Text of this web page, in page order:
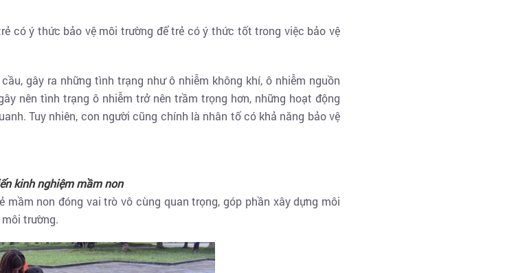
có ý thức bảo vệ môi trường để trẻ có ý thức tốt trong việc bảo vệ
gây ra những tình trạng như ô nhiễm không khí, ô nhiễm nguồn
nên tình trạng ô nhiễm trở nên trầm trọng hơn, những hoạt động
Tuy nhiên, con người cũng chính là nhân tố có khả năng bảo vệ
kinh nghiệm mầm non
non đóng vai trò vô cùng quan trọng, góp phần xây dựng môi
trường.